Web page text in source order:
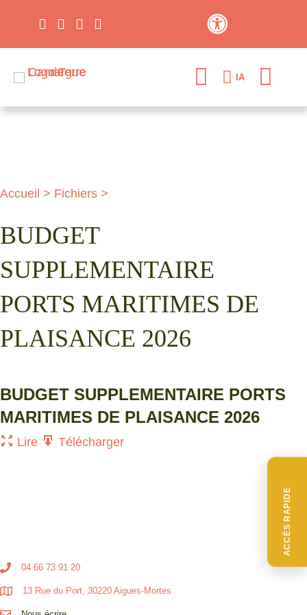
ACCÈS RAPIDE
IA
Accueil > Fichiers >
BUDGET
SUPPLEMENTAIRE
PORTS MARITIMES DE
PLAISANCE 2026
BUDGET SUPPLEMENTAIRE PORTS
MARITIMES DE PLAISANCE 2026
Lire Télécharger
04 66 73 91 20
13 Rue du Port, 30220 Aigues-Mortes